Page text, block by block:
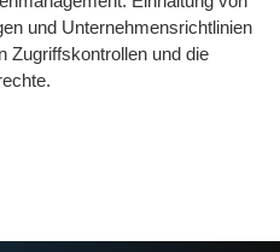
und Unternehmensrichtlinien
Zugriffskontrollen und die